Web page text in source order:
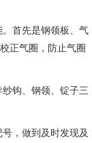
首先是钢领板、气
正气圈，防止气圈
钩、钢领、锭子三
，做到及时发现及